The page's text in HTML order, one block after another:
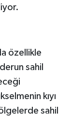
özellikle
sahil
kıyı
sahil